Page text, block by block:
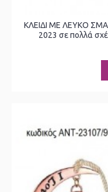
ΚΛΕΙΔΙ ΜΕ ΛΕΥΚΟ
2023 σε πολλά